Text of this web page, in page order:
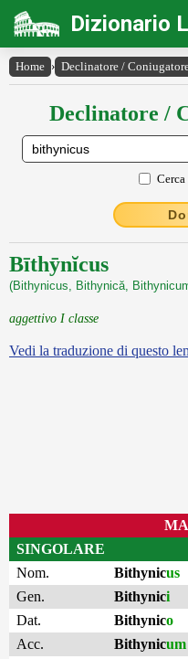
Dizionario
Home › Declinatore /
Declinatore /
Bīthȳnĭcus
(Bithynicus, Bithynică,
aggettivo I classe
Vedi la traduzione di questo
SINGOLARE
Nom.
Bithynicus
Gen.
Bithynici
Dat.
Bithynico
Acc.
Bithynicum